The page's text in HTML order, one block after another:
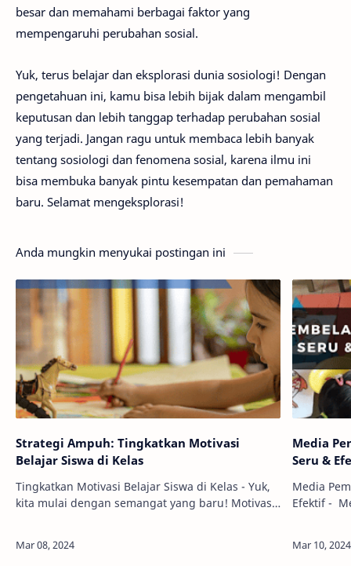
besar dan memahami berbagai faktor yang
mempengaruhi perubahan sosial.
Yuk, terus belajar dan eksplorasi dunia sosiologi! Dengan
pengetahuan ini, kamu bisa lebih bijak dalam mengambil
keputusan dan lebih tanggap terhadap perubahan sosial
yang terjadi. Jangan ragu untuk membaca lebih banyak
tentang sosiologi dan fenomena sosial, karena ilmu ini
bisa membuka banyak pintu kesempatan dan pemahaman
baru. Selamat mengeksplorasi!
Anda mungkin menyukai postingan ini
Strategi Ampuh: Tingkatkan Motivasi
Belajar Siswa di Kelas
Tingkatkan Motivasi Belajar Siswa di Kelas - Yuk,
kita mulai dengan semangat yang baru! Motivasi
Media
Seru &
Media
Efektif -